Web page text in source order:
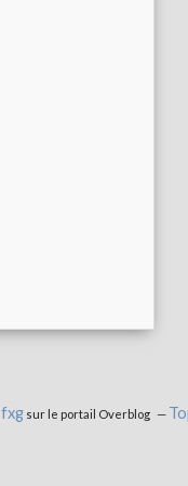
fxgsur le portail Overblog